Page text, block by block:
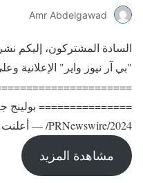
Amr Abdelgawad
السادة المشتركون، إليكم
"بي آر نيوز واير" الإعلانية
2024/PRNewswire/ — أعلنت اليوم
مشاهدة المزيد